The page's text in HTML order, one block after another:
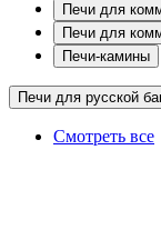
Печи для
Печи для
Печи-камины
Печи для русской
Смотреть все